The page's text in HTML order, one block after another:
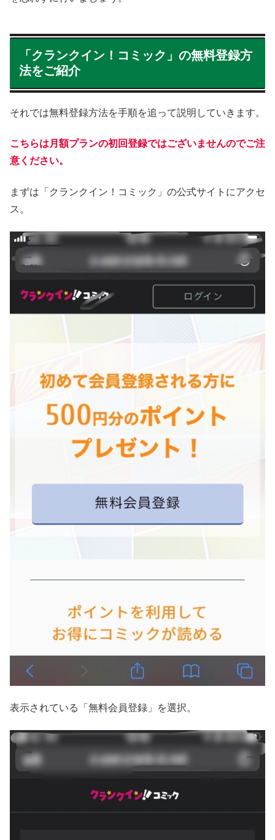
「クランクイン！コミック」の無料登録方
法をご紹介
それでは無料登録方法を手順を追って説明していきます。
こちらは月額プランの初回登録ではございませんのでご注
意ください。
まずは「クランクイン！コミック」の公式サイトにアクセ
ス。
表示されている「無料会員登録」を選択。